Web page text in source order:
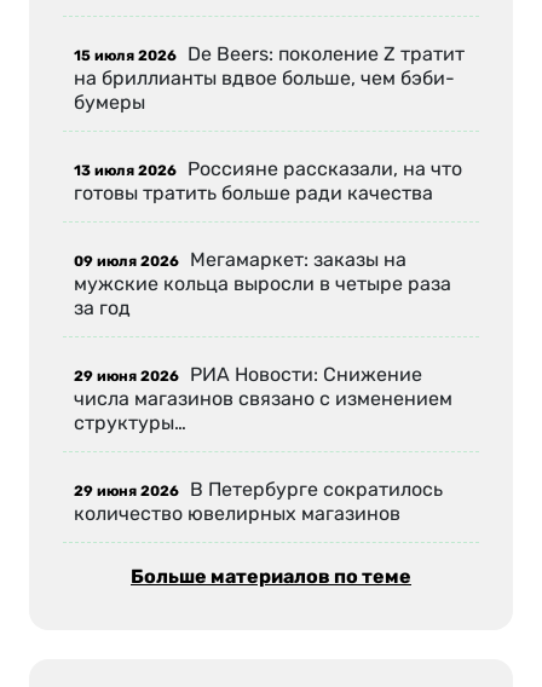
15 июля 2026 De Beers: поколение Z тратит
на бриллианты вдвое больше, чем бэби-
бумеры
13 июля 2026 Россияне рассказали, на что
готовы тратить больше ради качества
09 июля 2026 Мегамаркет: заказы на
мужские кольца выросли в четыре раза
за год
29 июня 2026 РИА Новости: Снижение
числа магазинов связано с изменением
структуры…
29 июня 2026 В Петербурге сократилось
количество ювелирных магазинов
Больше материалов по теме